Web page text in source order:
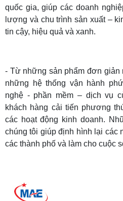
quốc gia, giúp các doanh
lượng và chu trình sản xuất –
tin cậy, hiệu quả và xanh.
- Từ những sản phẩm đơn giản
những hệ thống vận hành
nghệ - phần mềm – dịch vụ
khách hàng cải tiến phương
các hoạt động kinh doanh.
chúng tôi giúp định hình lại các
các thành phố và làm cho cuộc